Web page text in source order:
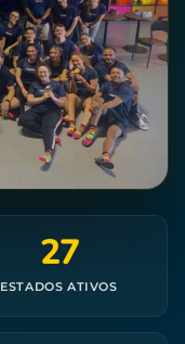
27
ESTADOS ATIVOS